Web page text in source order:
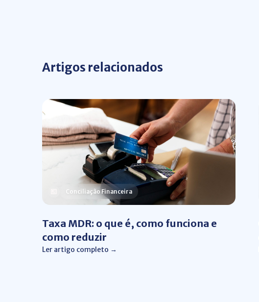
Artigos relacionados
Conciliação Financeira
Taxa MDR: o que é, como funciona e
como reduzir
Ler artigo completo →